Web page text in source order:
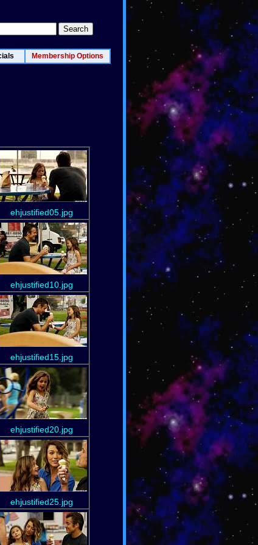
Membership Options
ehjustified05.jpg
ehjustified10.jpg
ehjustified15.jpg
ehjustified20.jpg
ehjustified25.jpg